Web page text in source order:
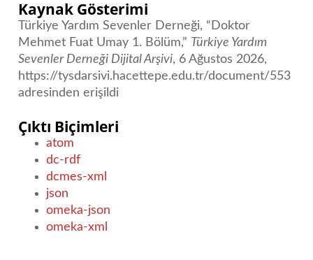
Kaynak Gösterimi
Türkiye Yardım Sevenler Derneği, “Doktor
Mehmet Fuat Umay 1. Bölüm,” Türkiye Yardım
Sevenler Derneği Dijital Arşivi, 6 Ağustos 2026,
https://tysdarsivi.hacettepe.edu.tr/document/553
adresinden erişildi
Çıktı Biçimleri
atom
dc-rdf
dcmes-xml
json
omeka-json
omeka-xml